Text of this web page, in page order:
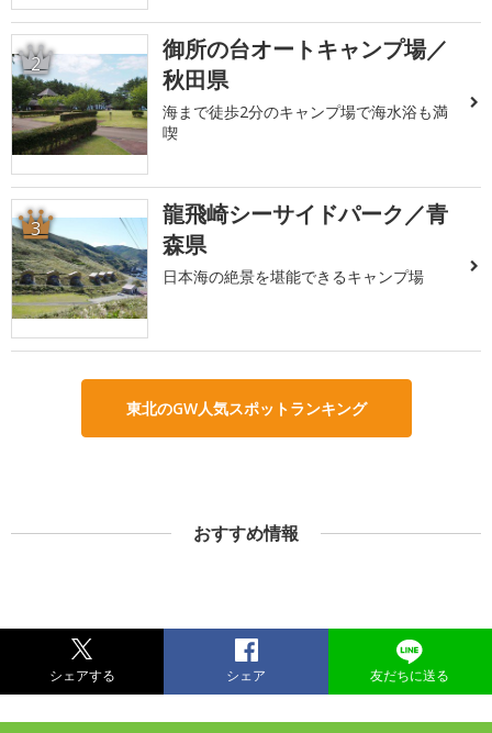
2
御所の台オートキャンプ場／
秋田県
海まで徒歩2分のキャンプ場で海水浴も満
喫
3
龍飛崎シーサイドパーク／青
森県
日本海の絶景を堪能できるキャンプ場
東北のGW人気スポットランキング
おすすめ情報
シェアする シェア 友だちに送る